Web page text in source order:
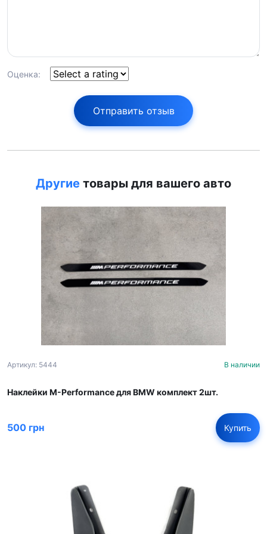
Оценка:
Отправить отзыв
Другие товары для вашего авто
Артикул: 5444 В наличии
Наклейки M-Performance для BMW комплект 2шт.
500 грн Купить